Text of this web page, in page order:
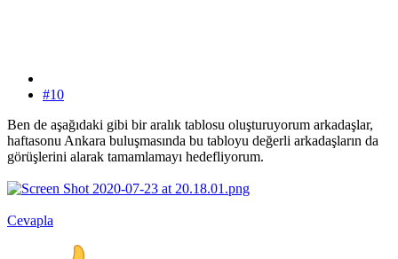
#10
Ben de aşağıdaki gibi bir aralık tablosu oluşturuyorum arkadaşlar,
haftasonu Ankara buluşmasında bu tabloyu değerli arkadaşların da
görüşlerini alarak tamamlamayı hedefliyorum.
Cevapla